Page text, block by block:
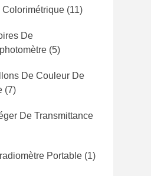
Colorimétrique (11)
De
(5)
De Couleur De
(7)
De Transmittance
Portable (1)